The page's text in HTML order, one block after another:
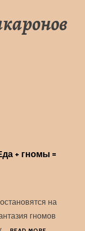
+ гномы =
на
гномов